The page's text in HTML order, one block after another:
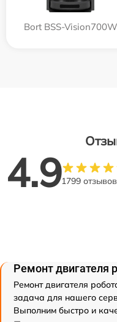
Bort BSS-Vision700W
4.91799 отзывов
Ремонт двигателя
Ремонт двигателя
задача для нашего
Выполним быстро и